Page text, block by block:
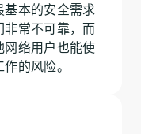
本的安全需求
非常不可靠，而
网络用户也能使
的风险。